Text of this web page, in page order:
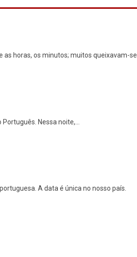
as horas, os minutos; muitos queixavam-se
Nessa noite,
A data é única no nosso país.